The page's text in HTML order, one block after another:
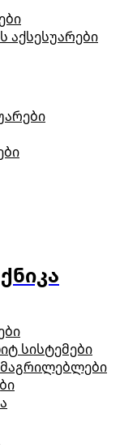
აქსესუარები
სისტემები